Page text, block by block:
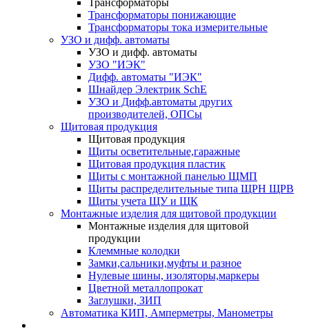
Трансформаторы
Трансформаторы понижающие
Трансформаторы тока измерительные
УЗО и дифф. автоматы
УЗО и дифф. автоматы
УЗО "ИЭК"
Дифф. автоматы "ИЭК"
Шнайдер Электрик SchE
УЗО и Дифф.автоматы других
производителей, ОПСы
Щитовая продукция
Щитовая продукция
Щиты осветительные,гаражные
Щитовая продукция пластик
Щиты с монтажной панелью ЩМП
Щиты распределительные типа ЩРН ЩРВ
Щиты учета ЩУ и ЩК
Монтажные изделия для щитовой продукции
Монтажные изделия для щитовой
продукции
Клеммные колодки
Замки,сальники,муфты и разное
Нулевые шины, изоляторы,маркеры
Цветной металлопрокат
Заглушки, ЗИП
Автоматика КИП, Амперметры, Манометры